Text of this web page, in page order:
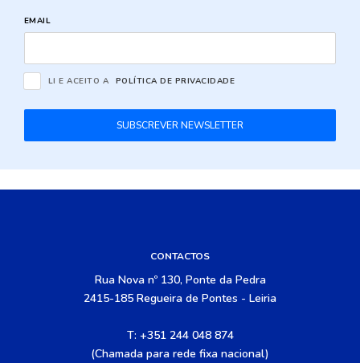
EMAIL
SUBSCREVER NEWSLETTER
LI E ACEITO A POLÍTICA DE PRIVACIDADE
CONTACTOS
Rua Nova nº 130, Ponte da Pedra
2415-185 Regueira de Pontes - Leiria
T: +351 244 048 874
(Chamada para rede fixa nacional)